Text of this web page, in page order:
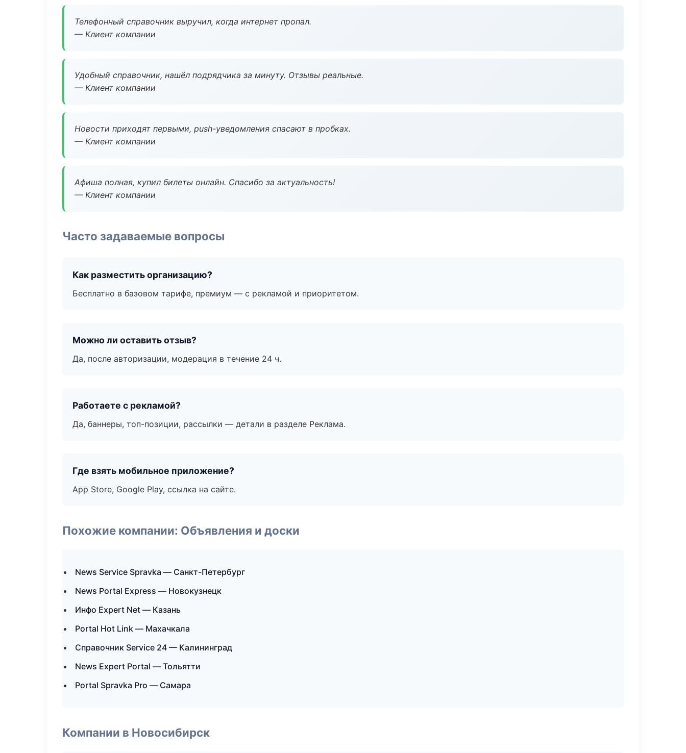
Телефонный справочник выручил, когда интернет пропал.
— Клиент компании
Удобный справочник, нашёл подрядчика за минуту. Отзывы реальные.
— Клиент компании
Новости приходят первыми, push-уведомления спасают в пробках.
— Клиент компании
Афиша полная, купил билеты онлайн. Спасибо за актуальность!
— Клиент компании
Часто задаваемые вопросы
Как разместить организацию?
Бесплатно в базовом тарифе, премиум — с рекламой и приоритетом.
Можно ли оставить отзыв?
Да, после авторизации, модерация в течение 24 ч.
Работаете с рекламой?
Да, баннеры, топ-позиции, рассылки — детали в разделе Реклама.
Где взять мобильное приложение?
App Store, Google Play, ссылка на сайте.
Похожие компании: Объявления и доски
News Service Spravka — Санкт-Петербург
News Portal Express — Новокузнецк
Инфо Expert Net — Казань
Portal Hot Link — Махачкала
Справочник Service 24 — Калининград
News Expert Portal — Тольятти
Portal Spravka Pro — Самара
Компании в Новосибирск